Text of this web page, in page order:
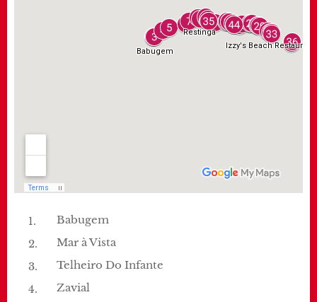
Babugem
Mar à Vista
Telheiro Do Infante
Zavial